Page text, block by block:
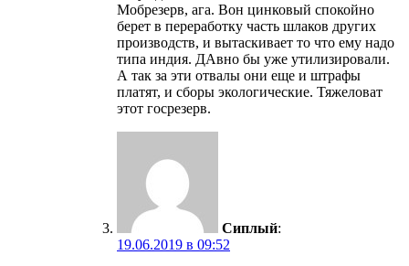
Мобрезерв, ага. Вон цинковый спокойно
берет в переработку часть шлаков других
производств, и вытаскивает то что ему надо
типа индия. ДАвно бы уже утилизировали.
А так за эти отвалы они еще и штрафы
платят, и сборы экологические. Тяжеловат
этот госрезерв.
Сиплый:
19.06.2019 в 09:52